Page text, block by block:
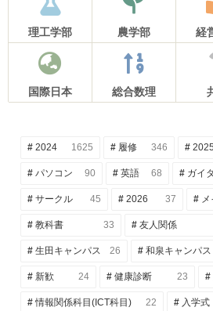
理工学部 農学部 経
国際日本 総合数理
2024 1625 履修 346 2025
パソコン 90 英語 68 ガイ
サークル 45 2026 37
教科書 33 友人関係
生田キャンパス 26 和泉キャンパス
新歓 24 健康診断 23
情報関係科目(ICT科目) 22 入学式